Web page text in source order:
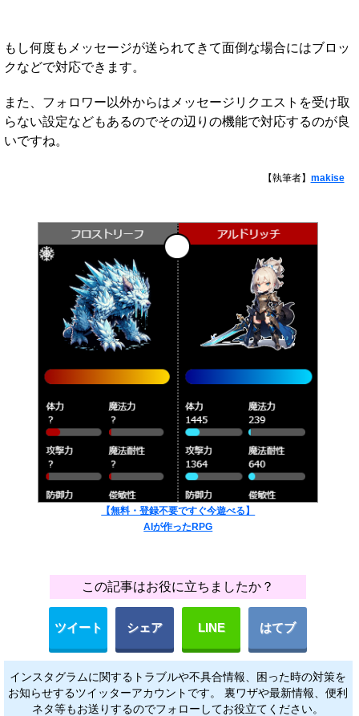
もし何度もメッセージが送られてきて面倒な場合にはブロッ
クなどで対応できます。
また、フォロワー以外からはメッセージリクエストを受け取
らない設定などもあるのでその辺りの機能で対応するのが良
いですね。
【執筆者】 makise
【無料・登録不要ですぐ今遊べる】
AIが作ったRPG
この記事はお役に立ちましたか？
ツイート シェア LINE はてブ
インスタグラムに関するトラブルや不具合情報、困った時の対策を
お知らせするツイッターアカウントです。 裏ワザや最新情報、便利
ネタ等もお送りするのでフォローしてお役立てください。